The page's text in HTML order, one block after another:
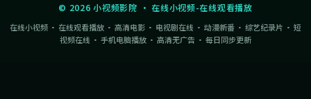
© 2026 小视频影院 ·在线小视频-在线观看播放
在线小视频 · 在线观看播放 · 高清电影 · 电视剧在线 · 动漫新番 · 综艺纪录片 · 短
视频在线 · 手机电脑播放 · 高清无广告 · 每日同步更新